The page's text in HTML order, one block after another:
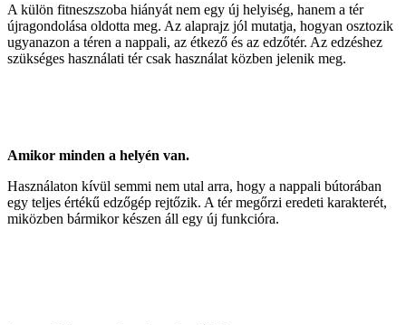
A külön fitneszszoba hiányát nem egy új helyiség, hanem a tér
újragondolása oldotta meg. Az alaprajz jól mutatja, hogyan osztozik
ugyanazon a téren a nappali, az étkező és az edzőtér. Az edzéshez
szükséges használati tér csak használat közben jelenik meg.
Amikor minden a helyén van.
Használaton kívül semmi nem utal arra, hogy a nappali bútorában
egy teljes értékű edzőgép rejtőzik. A tér megőrzi eredeti karakterét,
miközben bármikor készen áll egy új funkcióra.